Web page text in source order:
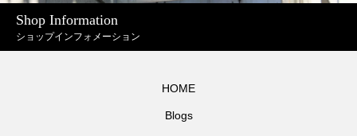
Shop Information
ショップインフォメーション
HOME
Blogs